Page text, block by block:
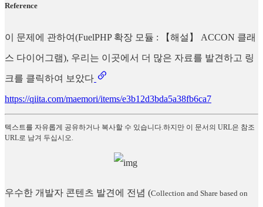
Reference
이 문제에 관하여(FuelPHP 확장 모듈 : 【해설】 ACCON 클래
스 다이어그램), 우리는 이곳에서 더 많은 자료를 발견하고 링
크를 클릭하여 보았다
https://qiita.com/maemori/items/e3b12d3bda5a38fb6ca7
텍스트를 자유롭게 공유하거나 복사할 수 있습니다.하지만 이 문서의 URL은 참조
URL로 남겨 두십시오.
우수한 개발자 콘텐츠 발견에 전념 (Collection and Share based on